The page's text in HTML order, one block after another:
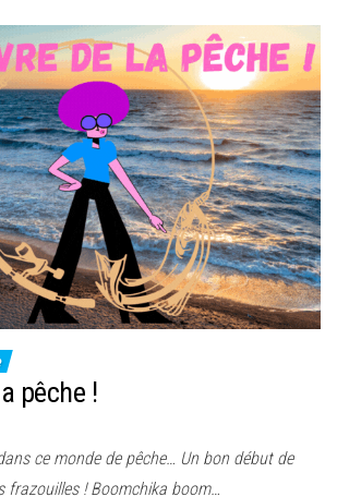
pêche !
ce monde de pêche… Un bon début de
frazouilles ! Boomchika boom…